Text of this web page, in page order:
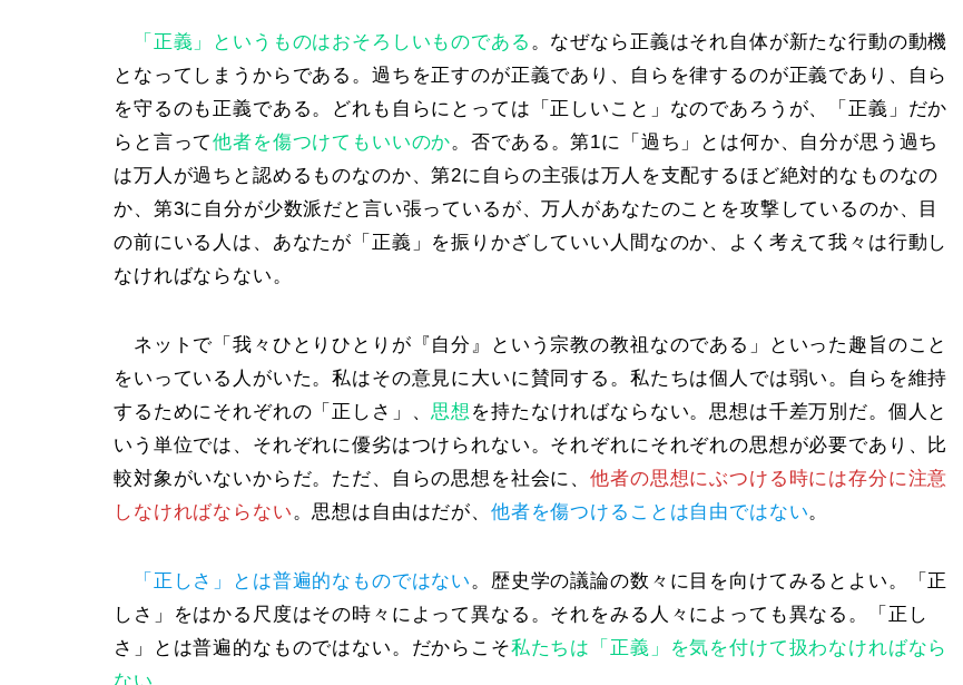
「正義」というものはおそろしいものである 。なぜなら正義はそれ自体が新たな行動の動機
となってしまうからである。過ちを正すのが正義であり、自らを律するのが正義であり、自ら
を守るのも正義である。どれも自らにとっては「 正しいこと 」なのであろうが、「正義」だか
らと言って他者を傷つけてもいいのか。否である。第1に「過ち」とは何か、自分が思う過ち
は万人が過ちと認めるものなのか、第2に自らの主張は万人を支配するほど絶対的なものなの
か、 第3に自分が少数派だと言い張っているが、万人があなたのことを攻撃しているのか、目
の前にいる人は、あなたが「 正義 」を振りかざしていい人間なのか、よく考えて我々は行動し
なければならない。
ネットで「我々ひとりひとりが『自分』という宗教の教祖なのである 」といった趣旨のこと
をいっている人がいた。私はその意見に大いに賛同する。私たちは個人では弱い。自らを維持
するためにそれぞれの「 正しさ 」、思想 を持たなければならない。思想は千差万別だ。個人と
いう単位では、それぞれに優劣はつけられない。それぞれにそれぞれの思想が必要であり、比
較対象がいないからだ。ただ、自らの思想を社会に、他者の思想にぶつける時には存分に注意
しなければならない。思想は自由はだが、 他者を傷つけることは自由ではない。
「正しさ」とは普遍的なものではない。歴史学の議論の数々に目を向けてみるとよい。「正
しさ」をはかる尺度はその時々によって異なる。それをみる人々によっても異なる。「正し
さ」とは普遍的なものではない。だからこそ私たちは「正義」を気を付けて扱わなければなら